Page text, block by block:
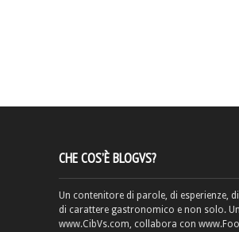
CHE COS’È BLOGVS?
Un contenitore di parole, di esperienze,
di carattere gastronomico e non solo.
www.CibVs.com, collabora con